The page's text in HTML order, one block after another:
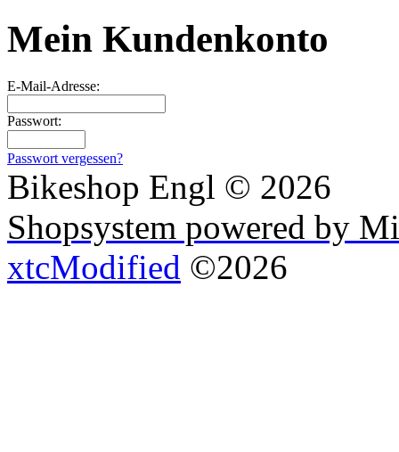
Mein Kundenkonto
E-Mail-Adresse:
Passwort:
Passwort vergessen?
Bikeshop Engl © 2026
Shopsystem powered by
xtcModified ©2026